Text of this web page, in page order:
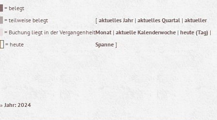
= belegt
= teilweise belegt
= Buchung liegt in der Vergangenheit
= heute
[ aktuelles Jahr| aktuelles Quartal | aktueller
Monat| aktuelle Kalenderwoche | heute (Tag) |
Spanne ]
» Jahr: 2024